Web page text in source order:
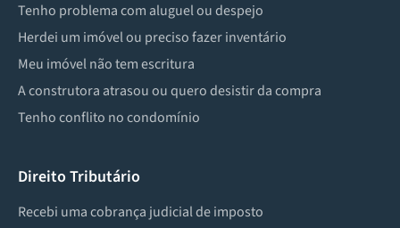
Tenho problema com aluguel ou despejo
Herdei um imóvel ou preciso fazer inventário
Meu imóvel não tem escritura
A construtora atrasou ou quero desistir da compra
Tenho conflito no condomínio
Direito Tributário
Recebi uma cobrança judicial de imposto